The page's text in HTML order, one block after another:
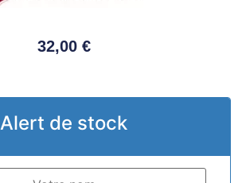
32,00 €
Alert de stock